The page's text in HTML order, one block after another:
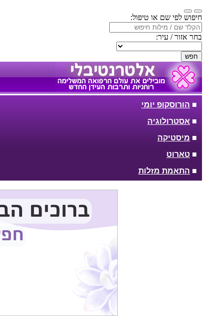
חיפוש לפי שם או טיפול:
בחר אזור / עיר:
חפש
■ הורוסקופ יומי
■ אסטרולוגיה
■ מיסטיקה
■ טארוט
■ התאמת מזלות